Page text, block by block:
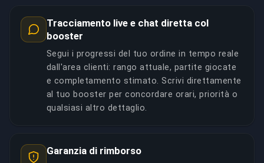
Tracciamento live e chat diretta col
booster
Segui i progressi del tuo ordine in tempo reale
dall'area clienti: rango attuale, partite giocate
e completamento stimato. Scrivi direttamente
al tuo booster per concordare orari, priorità o
qualsiasi altro dettaglio.
Garanzia di rimborso